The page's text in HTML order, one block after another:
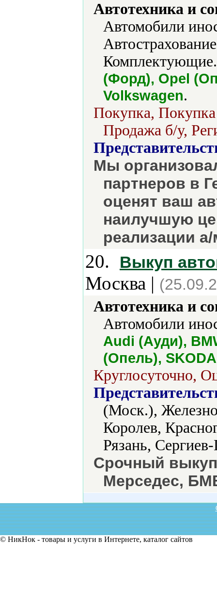
Автотехника и
Автомобили
(Форд), Opel
Volkswagen.
Покупка,
Продажа б/у,
Мы
партнеров в
оценят ваш
наилучшую
реализации
20. Выкуп
Москва |
Автотехника и
Автомобили
Audi (Ауди),
(Опель),
Круглосуточно,
(Моск.),
Королев,
Рязань,
Срочный
Мерседес,
© НикНок - товары и услуги в Интернете, каталог сайтов